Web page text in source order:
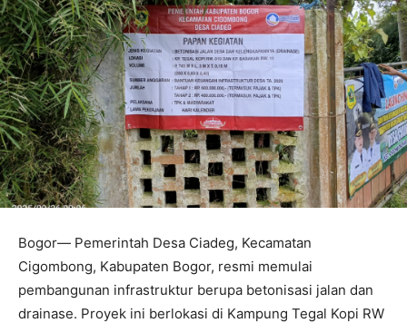
Bogor— Pemerintah Desa Ciadeg, Kecamatan
Cigombong, Kabupaten Bogor, resmi memulai
pembangunan infrastruktur berupa betonisasi jalan dan
drainase. Proyek ini berlokasi di Kampung Tegal Kopi RW